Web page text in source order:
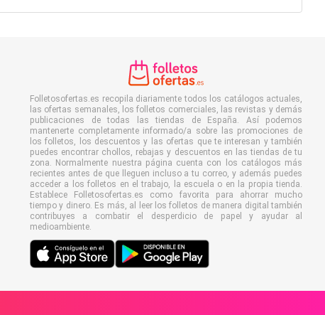
Folletosofertas.es recopila diariamente todos los catálogos actuales,
las ofertas semanales, los folletos comerciales, las revistas y demás
publicaciones de todas las tiendas de España. Así podemos
mantenerte completamente informado/a sobre las promociones de
los folletos, los descuentos y las ofertas que te interesan y también
puedes encontrar chollos, rebajas y descuentos en las tiendas de tu
zona. Normalmente nuestra página cuenta con los catálogos más
recientes antes de que lleguen incluso a tu correo, y además puedes
acceder a los folletos en el trabajo, la escuela o en la propia tienda.
Establece Folletosofertas.es como favorita para ahorrar mucho
tiempo y dinero. Es más, al leer los folletos de manera digital también
contribuyes a combatir el desperdicio de papel y ayudar al
medioambiente.